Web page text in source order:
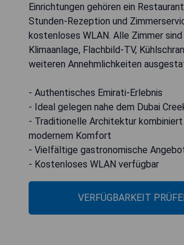
Einrichtungen gehören ein
Stunden-Rezeption und
kostenloses WLAN. Alle Zimmer
Klimaanlage, Flachbild-TV,
weiteren Annehmlichkeiten
- Authentisches Emirati-Erlebnis
- Ideal gelegen nahe dem Dubai
- Traditionelle Architektur
modernem Komfort
- Vielfältige gastronomische
- Kostenloses WLAN verfügbar
VERFÜGBARKEIT